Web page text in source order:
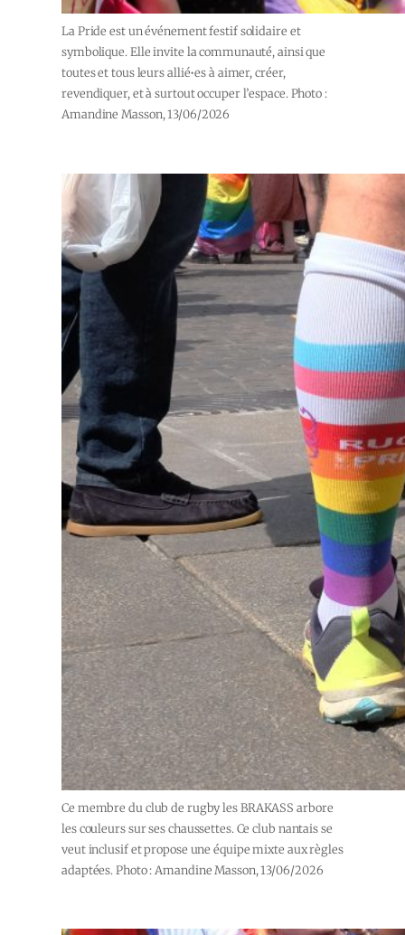
La Pride est un événement festif solidaire et
symbolique. Elle invite la communauté, ainsi que
toutes et tous leurs allié•es à aimer, créer,
revendiquer, et à surtout occuper l’espace. Photo :
Amandine Masson, 13/06/2026
Ce membre du club de rugby les BRAKASS arbore
les couleurs sur ses chaussettes. Ce club nantais se
veut inclusif et propose une équipe mixte aux règles
adaptées. Photo : Amandine Masson, 13/06/2026